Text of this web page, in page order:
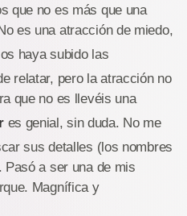
que no es más que una
es una atracción de miedo,
haya subido las
relatar, pero la atracción no
que no es llevéis una
es genial, sin duda. No me
sus detalles (los nombres
Pasó a ser una de mis
Magnífica y